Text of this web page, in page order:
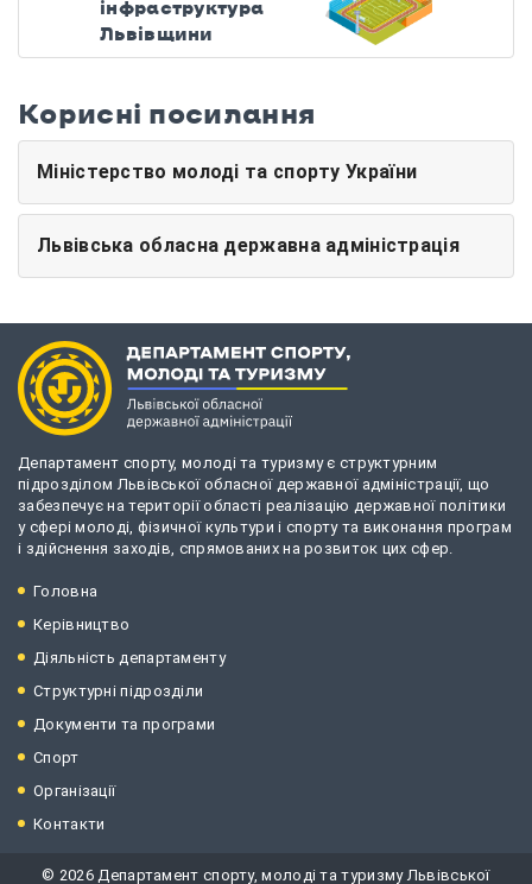
інфраструктура
Львівщини
Корисні посилання
Міністерство молоді та спорту України
Львівська обласна державна адміністрація
Департамент спорту, молоді та туризму є структурним
підрозділом Львівської обласної державної адміністрації, що
забезпечує на території області реалізацію державної політики
у сфері молоді, фізичної культури і спорту та виконання програм
і здійснення заходів, спрямованих на розвиток цих сфер.
Головна
Керівництво
Діяльність департаменту
Структурні підрозділи
Документи та програми
Спорт
Організації
Контакти
© 2026 Департамент спорту, молоді та туризму Львівської